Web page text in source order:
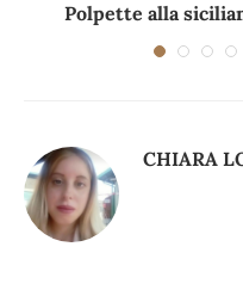
Polpette alla
CHIARA